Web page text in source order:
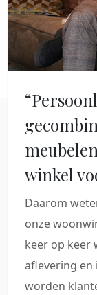
winkel
Daarom
onze
keer op keer
aflevering en
worden